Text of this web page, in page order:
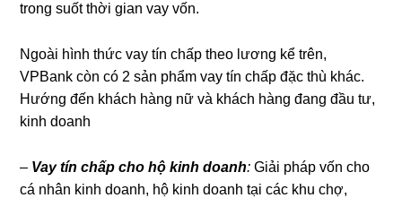
trong suốt thời gian vay vốn.
Ngoài hình thức vay tín chấp theo lương kể trên,
VPBank còn có 2 sản phẩm vay tín chấp đặc thù khác.
Hướng đến khách hàng nữ và khách hàng đang đầu tư,
kinh doanh
– Vay tín chấp cho hộ kinh doanh:Giải pháp vốn cho
cá nhân kinh doanh, hộ kinh doanh tại các khu chợ,